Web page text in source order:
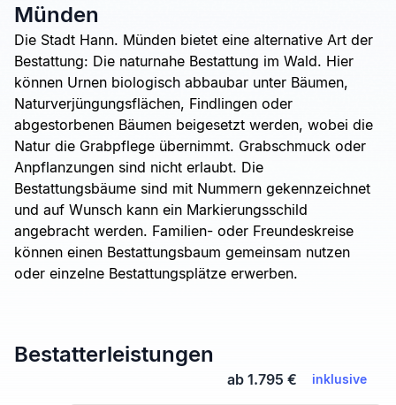
Münden
Die Stadt Hann. Münden bietet eine alternative Art der
Bestattung: Die naturnahe Bestattung im Wald. Hier
können Urnen biologisch abbaubar unter Bäumen,
Naturverjüngungsflächen, Findlingen oder
abgestorbenen Bäumen beigesetzt werden, wobei die
Natur die Grabpflege übernimmt. Grabschmuck oder
Anpflanzungen sind nicht erlaubt. Die
Bestattungsbäume sind mit Nummern gekennzeichnet
und auf Wunsch kann ein Markierungsschild
angebracht werden. Familien- oder Freundeskreise
können einen Bestattungsbaum gemeinsam nutzen
oder einzelne Bestattungsplätze erwerben.
Bestatterleistungen
ab 1.795 € inklusive